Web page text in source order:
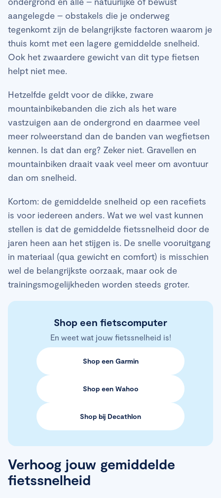
aangelegde – obstakels die je onderweg
tegenkomt zijn de belangrijkste factoren waarom je
thuis komt met een lagere gemiddelde snelheid.
Ook het zwaardere gewicht van dit type fietsen
helpt niet mee.
Hetzelfde geldt voor de dikke, zware
mountainbikebanden die zich als het ware
vastzuigen aan de ondergrond en daarmee veel
meer rolweerstand dan de banden van wegfietsen
kennen. Is dat dan erg? Zeker niet. Gravellen en
mountainbiken draait vaak veel meer om avontuur
dan om snelheid.
Kortom: de gemiddelde snelheid op een racefiets
is voor iedereen anders. Wat we wel vast kunnen
stellen is dat de gemiddelde fietssnelheid door de
jaren heen aan het stijgen is. De snelle vooruitgang
in materiaal (qua gewicht en comfort) is misschien
wel de belangrijkste oorzaak, maar ook de
trainingsmogelijkheden worden steeds groter.
Shop een fietscomputer
En weet wat jouw fietssnelheid is!
Shop een Garmin
Shop een Wahoo
Shop bij Decathlon
Verhoog jouw gemiddelde
fietssnelheid